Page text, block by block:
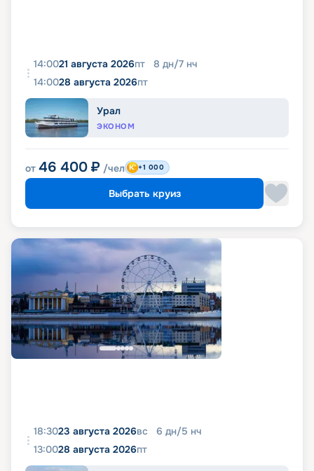
14:0021 августа 2026пт 8 дн/7 нч
14:0028 августа 2026пт
Урал
ЭКОНОМ
от 46 400 ₽ /чел +1 000
Выбрать круиз
18:3023 августа 2026вс 6 дн/5 нч
13:0028 августа 2026пт